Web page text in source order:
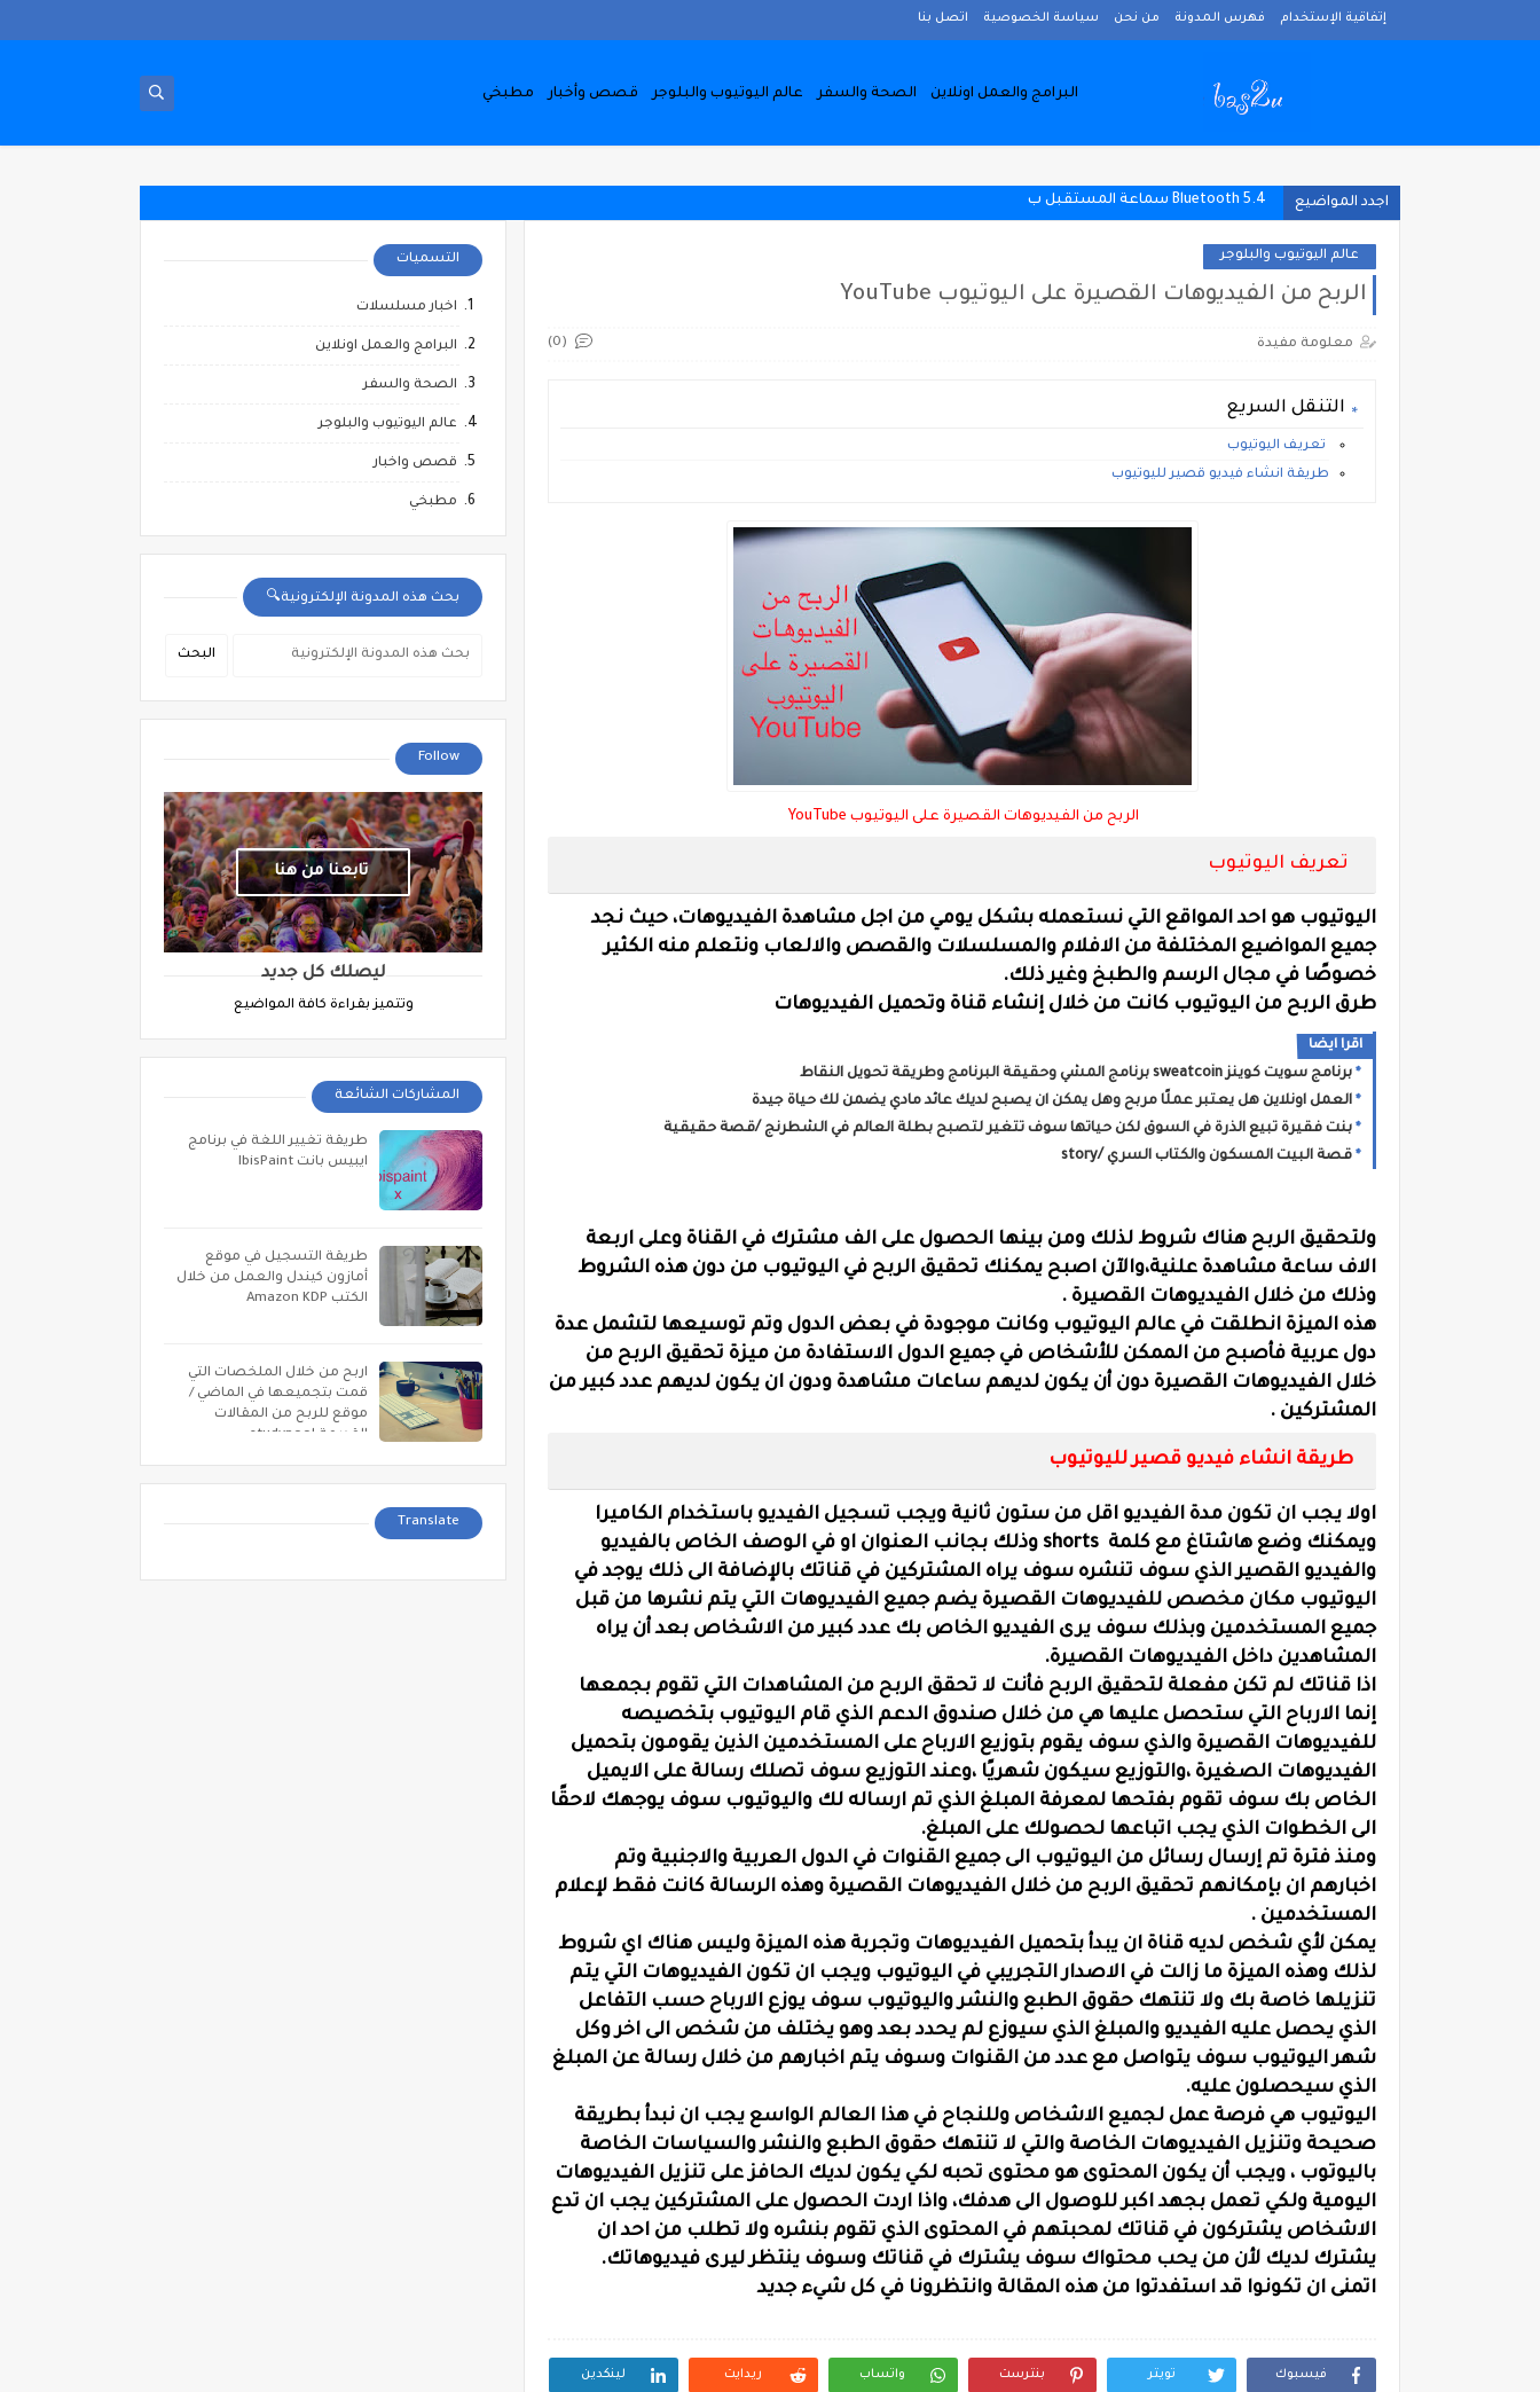
إتفاقية الإستخدام فهرس المدونة من نحن سياسة الخصوصية اتصل بنا
البرامج والعمل اونلاين الصحة والسفر عالم اليوتيوب والبلوجر قصص وأخبار مطبخي
اجدد المواضيع Bluetooth 5.4 سماعة المستقبل بين يديك!
عالم اليوتيوب والبلوجر
الربح من الفيديوهات القصيرة على اليوتيوب YouTube
معلومة مفيدة (0)
التنقل السريع
تعريف اليوتيوب
طريقة انشاء فيديو قصير لليوتيوب
الربح من الفيديوهات القصيرة على اليوتيوب YouTube
تعريف اليوتيوب
اليوتيوب هو احد المواقع التي نستعمله بشكل يومي من اجل مشاهدة الفيديوهات، حيث نجد
جميع المواضيع المختلفة من الافلام والمسلسلات والقصص والالعاب ونتعلم منه الكثير
خصوصًا في مجال الرسم والطبخ وغير ذلك.
طرق الربح من اليوتيوب كانت من خلال إنشاء قناة وتحميل الفيديوهات
اقرا ايضا
برنامج سويت كوينز sweatcoin برنامج المشي وحقيقة البرنامج وطريقة تحويل النقاط
العمل اونلاين هل يعتبر عملًا مربح وهل يمكن ان يصبح لديك عائد مادي يضمن لك حياة جيدة
بنت فقيرة تبيع الذرة في السوق لكن حياتها سوف تتغير لتصبح بطلة العالم في الشطرنج /قصة حقيقية
قصة البيت المسكون والكتاب السري /story
ولتحقيق الربح هناك شروط لذلك ومن بينها الحصول على الف مشترك في القناة وعلى اربعة
الاف ساعة مشاهدة علنية،والآن اصبح يمكنك تحقيق الربح في اليوتيوب من دون هذه الشروط
وذلك من خلال الفيديوهات القصيرة .
هذه الميزة انطلقت في عالم اليوتيوب وكانت موجودة في بعض الدول وتم توسيعها لتشمل عدة
دول عربية فأصبح من الممكن للأشخاص في جميع الدول الاستفادة من ميزة تحقيق الربح من
خلال الفيديوهات القصيرة دون أن يكون لديهم ساعات مشاهدة ودون ان يكون لديهم عدد كبير من
المشتركين .
طريقة انشاء فيديو قصير لليوتيوب
اولا يجب ان تكون مدة الفيديو اقل من ستون ثانية ويجب تسجيل الفيديو باستخدام الكاميرا
ويمكنك وضع هاشتاغ مع كلمة shorts وذلك بجانب العنوان او في الوصف الخاص بالفيديو
والفيديو القصير الذي سوف تنشره سوف يراه المشتركين في قناتك بالإضافة الى ذلك يوجد في
اليوتيوب مكان مخصص للفيديوهات القصيرة يضم جميع الفيديوهات التي يتم نشرها من قبل
جميع المستخدمين وبذلك سوف يرى الفيديو الخاص بك عدد كبير من الاشخاص بعد أن يراه
المشاهدين داخل الفيديوهات القصيرة.
اذا قناتك لم تكن مفعلة لتحقيق الربح فأنت لا تحقق الربح من المشاهدات التي تقوم بجمعها
إنما الارباح التي ستحصل عليها هي من خلال صندوق الدعم الذي قام اليوتيوب بتخصيصه
للفيديوهات القصيرة والذي سوف يقوم بتوزيع الارباح على المستخدمين الذين يقومون بتحميل
الفيديوهات الصغيرة ،والتوزيع سيكون شهريًا ،وعند التوزيع سوف تصلك رسالة على الايميل
الخاص بك سوف تقوم بفتحها لمعرفة المبلغ الذي تم ارساله لك واليوتيوب سوف يوجهك لاحقًا
الى الخطوات الذي يجب اتباعها لحصولك على المبلغ.
ومنذ فترة تم إرسال رسائل من اليوتيوب الى جميع القنوات في الدول العربية والاجنبية وتم
اخبارهم ان بإمكانهم تحقيق الربح من خلال الفيديوهات القصيرة وهذه الرسالة كانت فقط لإعلام
المستخدمين .
يمكن لأي شخص لديه قناة ان يبدأ بتحميل الفيديوهات وتجربة هذه الميزة وليس هناك اي شروط
لذلك وهذه الميزة ما زالت في الاصدار التجريبي في اليوتيوب ويجب ان تكون الفيديوهات التي يتم
تنزيلها خاصة بك ولا تنتهك حقوق الطبع والنشر واليوتيوب سوف يوزع الارباح حسب التفاعل
الذي يحصل عليه الفيديو والمبلغ الذي سيوزع لم يحدد بعد وهو يختلف من شخص الى اخر وكل
شهر اليوتيوب سوف يتواصل مع عدد من القنوات وسوف يتم اخبارهم من خلال رسالة عن المبلغ
الذي سيحصلون عليه.
اليوتيوب هي فرصة عمل لجميع الاشخاص وللنجاح في هذا العالم الواسع يجب ان نبدأ بطريقة
صحيحة وتنزيل الفيديوهات الخاصة والتي لا تنتهك حقوق الطبع والنشر والسياسات الخاصة
باليوتوب ، ويجب أن يكون المحتوى هو محتوى تحبه لكي يكون لديك الحافز على تنزيل الفيديوهات
اليومية ولكي تعمل بجهد اكبر للوصول الى هدفك، واذا اردت الحصول على المشتركين يجب ان تدع
الاشخاص يشتركون في قناتك لمحبتهم في المحتوى الذي تقوم بنشره ولا تطلب من احد ان
يشترك لديك لأن من يحب محتواك سوف يشترك في قناتك وسوف ينتظر ليرى فيديوهاتك.
اتمنى ان تكونوا قد استفدتوا من هذه المقالة وانتظرونا في كل شيء جديد
فيسبوك تويتر بنترست واتساب ريدايت لينكدين
التسميات
اخبار مسلسلات
البرامج والعمل اونلاين
الصحة والسفر
عالم اليوتيوب والبلوجر
قصص واخبار
مطبخي
بحث هذه المدونة الإلكترونية🔍
Follow
تابعنا من هنا
ليصلك كل جديد
وتتميز بقراءة كافة المواضيع
المشاركات الشائعة
طريقة تغيير اللغة في برنامج
ايبيس بانت IbisPaint
طريقة التسجيل في موقع
أمازون كيندل والعمل من خلال
الكتب Amazon KDP
اربح من خلال الملخصات التي
قمت بتجميعها في الماضي /
موقع للربح من المقالات
القديمة studypool
Translate